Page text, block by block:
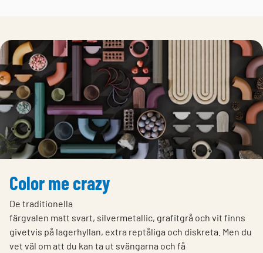
Color me crazy
De traditionella
färgvalen matt svart, silvermetallic, grafitgrå och vit finns
givetvis på lagerhyllan, extra reptåliga och diskreta. Men du
vet väl om att du kan ta ut svängarna och få